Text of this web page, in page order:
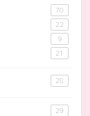
70
22
9
21
28
29